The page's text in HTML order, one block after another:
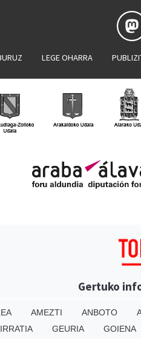
LEGE OHARRA
Gertuko
AMEZTI ANBOTO
GEURIA GOIENA